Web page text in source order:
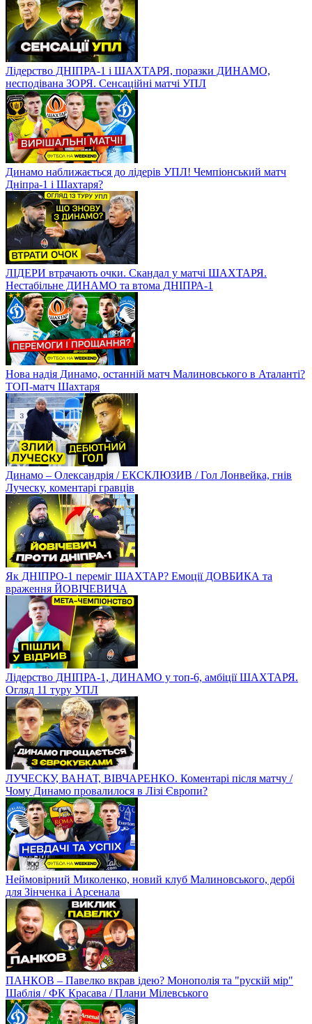
Лідерство ДНІПРА-1 і ШАХТАРЯ, поразки ДИНАМО,
несподівана ЗОРЯ. Сенсаційні матчі УПЛ
Динамо наближається до лідерів УПЛ! Чемпіонський матч
Дніпра-1 і Шахтаря?
ЛІДЕРИ втрачають очки. Скандал у матчі ШАХТАРЯ.
Нестабільне ДИНАМО та втома ДНІПРА-1
Нова надія Динамо, останній матч Малиновського в Аталанті?
ТОП-матч Шахтаря
Динамо – Олександрія / ЕКСКЛЮЗИВ / Гол Лонвейка, гнів
Луческу, коментарі гравців
Як ДНІПРО-1 переміг ШАХТАР? Емоції ДОВБИКА та
враження ЙОВІЧЕВИЧА
Лідерство ДНІПРА-1, ДИНАМО у топ-6, амбіції ШАХТАРЯ.
Огляд 11 туру УПЛ
ЛУЧЕСКУ, ВАНАТ, ВІВЧАРЕНКО. Коментарі після матчу /
Чому Динамо провалилося в Лізі Європи?
Неймовірний Миколенко, новий клуб Малиновського, дербі
для Зінченка і Арсенала
ПАНКОВ – Павелко вкрав ідею? Монополія та "рускій мір"
Шаблія / ФК Красава / Плани Мілевського